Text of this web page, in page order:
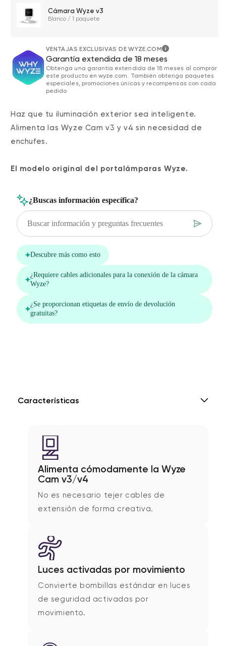
Cámara Wyze v3
Blanco / 1 paquete
VENTAJAS EXCLUSIVAS DE WYZE.COM
Garantía extendida de 18 meses
Obtenga una garantía extendida de 18 meses al comprar
este producto en wyze.com. También obtenga paquetes
especiales, promociones únicas y recompensas con cada
pedido
Haz que tu iluminación exterior sea inteligente.
Alimenta las Wyze Cam v3 y v4 sin necesidad de
enchufes.
El modelo original del portalámparas Wyze.
Características
Alimenta cómodamente la Wyze
Cam v3/v4
No es necesario tejer cables de
extensión de forma creativa.
Luces activadas por movimiento
Convierte bombillas estándar en luces
de seguridad activadas por
movimiento.